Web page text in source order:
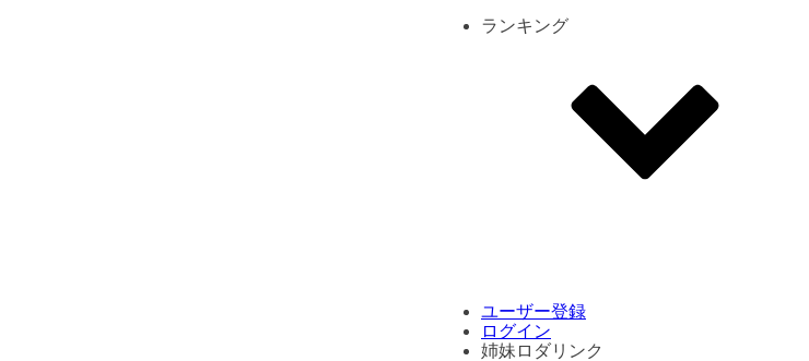
ランキング
ユーザー登録
ログイン
姉妹ロダリンク